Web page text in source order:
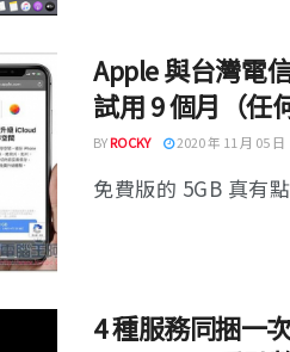
Apple 與台灣電
試用 9 個月（任
BYROCKY 2020 年 11 月 05 日
免費版的 5GB 真有
4 種服務同捆一